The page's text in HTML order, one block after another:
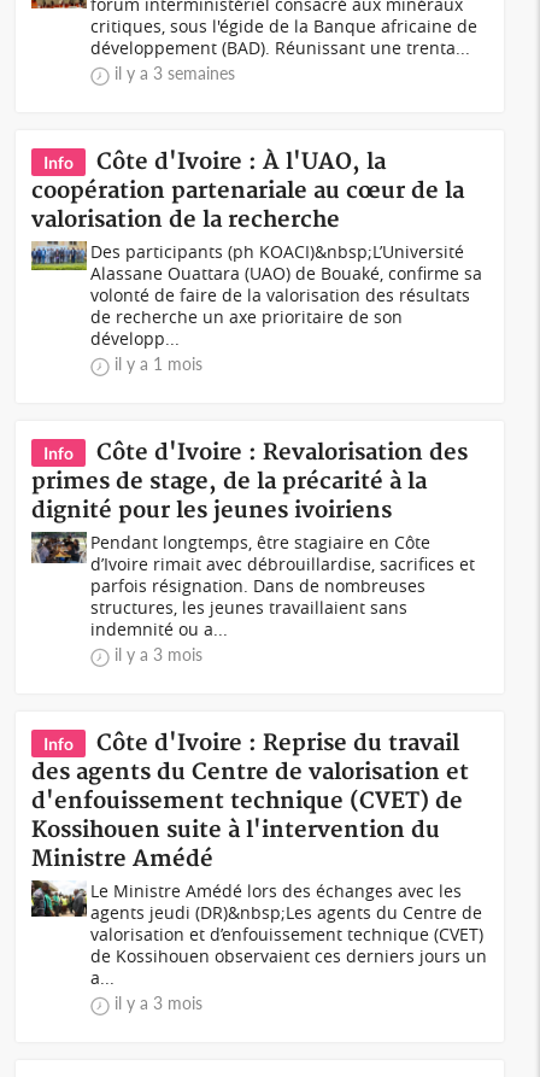
critiques, sous l'égide de la Banque africaine de
développement (BAD). Réunissant une trenta...
il y a 3 semaines
Info
Côte d'Ivoire : À l'UAO, la
coopération partenariale au cœur de la
valorisation de la recherche
Des participants (ph KOACI)&nbsp;L’Université
Alassane Ouattara (UAO) de Bouaké, confirme sa
volonté de faire de la valorisation des résultats
de recherche un axe prioritaire de son
développ...
il y a 1 mois
Info
Côte d'Ivoire : Revalorisation des
primes de stage, de la précarité à la
dignité pour les jeunes ivoiriens
Pendant longtemps, être stagiaire en Côte
d’Ivoire rimait avec débrouillardise, sacrifices et
parfois résignation. Dans de nombreuses
structures, les jeunes travaillaient sans
indemnité ou a...
il y a 3 mois
Info
Côte d'Ivoire : Reprise du travail
des agents du Centre de valorisation et
d'enfouissement technique (CVET) de
Kossihouen suite à l'intervention du
Ministre Amédé
Le Ministre Amédé lors des échanges avec les
agents jeudi (DR)&nbsp;Les agents du Centre de
valorisation et d’enfouissement technique (CVET)
de Kossihouen observaient ces derniers jours un
a...
il y a 3 mois